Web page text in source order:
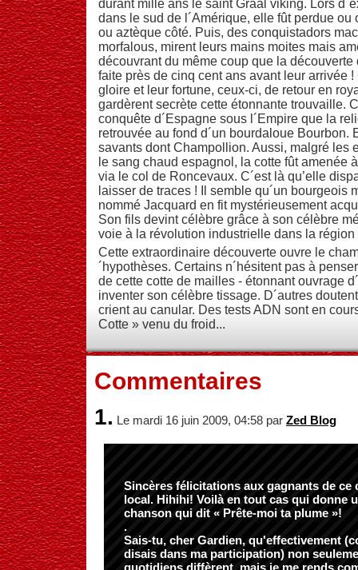
durant mille ans le saint Graal viking. Lors
dans le sud de l´Amérique, elle fût perdue ou
ou aztèque côté. Puis, des conquistadors
morfalous, mirent leurs mains moites mais
découvrant du même coup que la découverte
faite près de cinq cent ans avant leur arrivée
gloire et leur fortune, ceux-ci, de retour en
gardèrent secrète cette étonnante trouvaille.
conquête d´Espagne sous l´Empire que la
retrouvée au fond d´un bourdaloue Bourbon.
savants dont Champollion. Aussi, malgré les
le sang chaud espagnol, la cotte fût amenée
via le col de Roncevaux. C´est là qu’elle
laisser de traces ! Il semble qu´un bourgeois
nommé Jacquard en fit mystérieusement
Son fils devint célèbre grâce à son célèbre
voie à la révolution industrielle dans la région
Cette extraordinaire découverte ouvre le
´hypothèses. Certains n´hésitent pas à
de cette cotte de mailles - étonnant ouvrage
inventer son célèbre tissage. D´autres
crient au canular. Des tests ADN sont en
Cotte » venu du froid...
Commentaires
1. Le mardi 16 juin 2009, 04:58 par Zed Blog
Sincères félicitations aux gagnants de ce
local. Hihihi! Voilà en tout cas qui donne
chanson qui dit « Prête-moi ta plume »!
.
Sais-tu, cher Gardien, qu'effectivement
disais dans ma participation) non
quotidiens diffèrent, mais je me rends